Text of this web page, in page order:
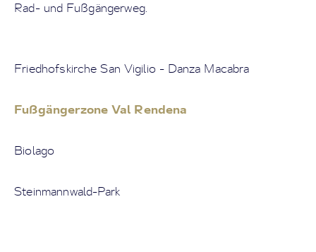
Rad- und Fußgängerweg.
Friedhofskirche San Vigilio - Danza Macabra
Fußgängerzone Val Rendena
Biolago
Steinmannwald-Park